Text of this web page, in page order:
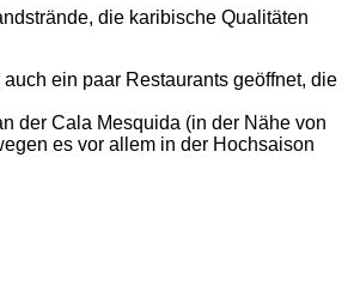
die karibische Qualitäten
ein paar Restaurants geöffnet, die
der Cala Mesquida (in der Nähe von
es vor allem in der Hochsaison